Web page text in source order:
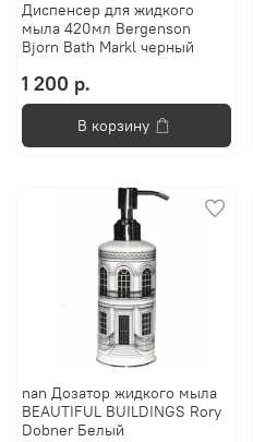
Диспенсер для жидкого
мыла 420мл Bergenson
Bjorn Bath Markl черный
1 200 р.
В корзину
nan Дозатор жидкого мыла
BEAUTIFUL BUILDINGS Rory
Dobner Белый